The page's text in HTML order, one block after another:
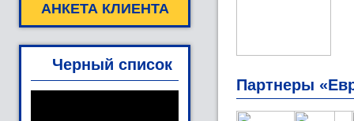
АНКЕТА КЛИЕНТА
Черный список
Партнеры